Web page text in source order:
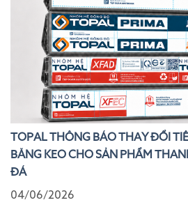
TOPAL THÔNG BÁO THAY ĐỔI
BĂNG KEO CHO SẢN PHẨM
ĐÁ
04/06/2026